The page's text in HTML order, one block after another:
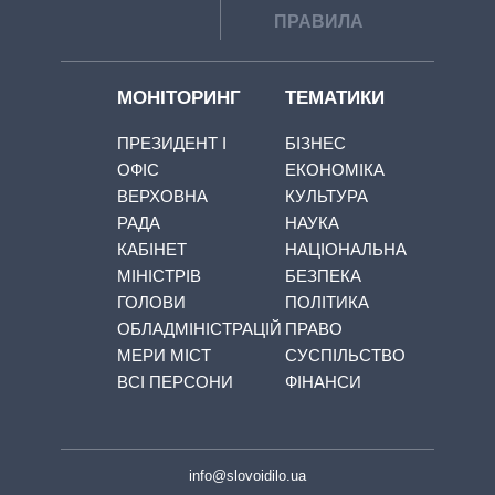
ПРАВИЛА
МОНІТОРИНГ
ПРЕЗИДЕНТ І
ОФІС
ВЕРХОВНА
РАДА
КАБІНЕТ
МІНІСТРІВ
ГОЛОВИ
ОБЛАДМІНІСТРАЦІЙ
МЕРИ МІСТ
ВСІ ПЕРСОНИ
ТЕМАТИКИ
БІЗНЕС
ЕКОНОМІКА
КУЛЬТУРА
НАУКА
НАЦІОНАЛЬНА
БЕЗПЕКА
ПОЛІТИКА
ПРАВО
СУСПІЛЬСТВО
ФІНАНСИ
info@slovoidilo.ua